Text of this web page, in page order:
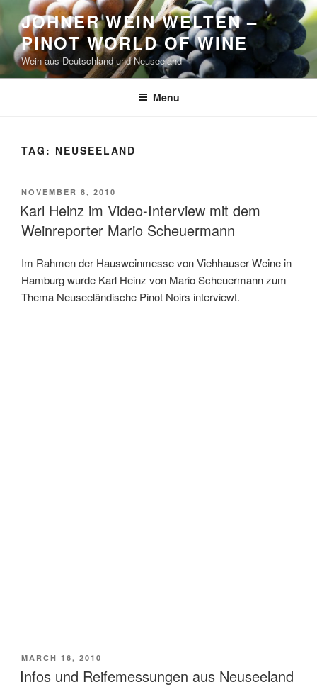
to
content
JOHNER WEIN WELTEN –
PINOT WORLD OF WINE
Wein aus Deutschland und Neuseeland
Menu
TAG: NEUSEELAND
POSTED
ON
NOVEMBER 8, 2010
Karl Heinz im Video-Interview mit dem
Weinreporter Mario Scheuermann
Im Rahmen der Hausweinmesse von Viehhauser Weine in
Hamburg wurde Karl Heinz von Mario Scheuermann zum
Thema Neuseeländische Pinot Noirs interviewt.
POSTED
ON
MARCH 16, 2010
Infos und Reifemessungen aus Neuseeland